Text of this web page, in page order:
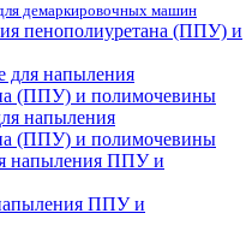
демаркировочных машин
пенополиуретана (ППУ) и
напыления
(ППУ) и полимочевины
ППУ и